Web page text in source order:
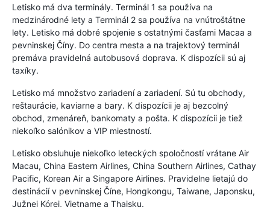
Letisko má dva terminály. Terminál 1 sa používa na
medzinárodné lety a Terminál 2 sa používa na vnútroštátne
lety. Letisko má dobré spojenie s ostatnými časťami Macaa a
pevninskej Číny. Do centra mesta a na trajektový terminál
premáva pravidelná autobusová doprava. K dispozícii sú aj
taxíky.
Letisko má množstvo zariadení a zariadení. Sú tu obchody,
reštaurácie, kaviarne a bary. K dispozícii je aj bezcolný
obchod, zmenáreň, bankomaty a pošta. K dispozícii je tiež
niekoľko salónikov a VIP miestností.
Letisko obsluhuje niekoľko leteckých spoločností vrátane Air
Macau, China Eastern Airlines, China Southern Airlines, Cathay
Pacific, Korean Air a Singapore Airlines. Pravidelne lietajú do
destinácií v pevninskej Číne, Hongkongu, Taiwane, Japonsku,
Južnej Kórei, Vietname a Thajsku.